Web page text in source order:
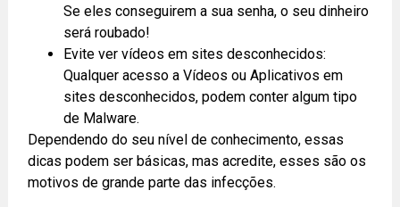
Se eles conseguirem a sua senha, o seu dinheiro
será roubado!
Evite ver vídeos em sites desconhecidos:
Qualquer acesso a Vídeos ou Aplicativos em
sites desconhecidos, podem conter algum tipo
de Malware.
Dependendo do seu nível de conhecimento, essas
dicas podem ser básicas, mas acredite, esses são os
motivos de grande parte das infecções.